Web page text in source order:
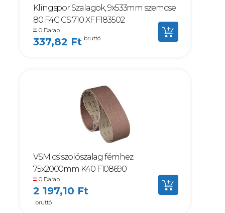
Klingspor Szalagok, 9x533mm szemcse
80 F4G CS 710 XF F183502
0 Darab
337,82 Ft bruttó
VSM csiszolószalag fémhez
75x2000mm K40 F108690
0 Darab
2 197,10 Ft
bruttó